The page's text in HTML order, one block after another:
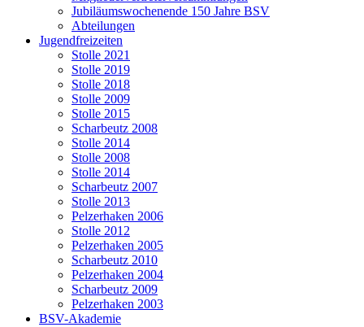
Jubiläumswochenende 150 Jahre BSV
Abteilungen
Jugendfreizeiten
Stolle 2021
Stolle 2019
Stolle 2018
Stolle 2009
Stolle 2015
Scharbeutz 2008
Stolle 2014
Stolle 2008
Stolle 2014
Scharbeutz 2007
Stolle 2013
Pelzerhaken 2006
Stolle 2012
Pelzerhaken 2005
Scharbeutz 2010
Pelzerhaken 2004
Scharbeutz 2009
Pelzerhaken 2003
BSV-Akademie